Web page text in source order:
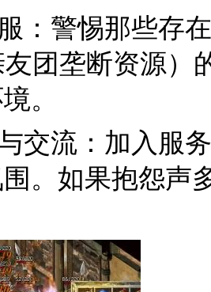
：警惕那些存
友团垄断资源）
。
交流：加入服
。如果抱怨声